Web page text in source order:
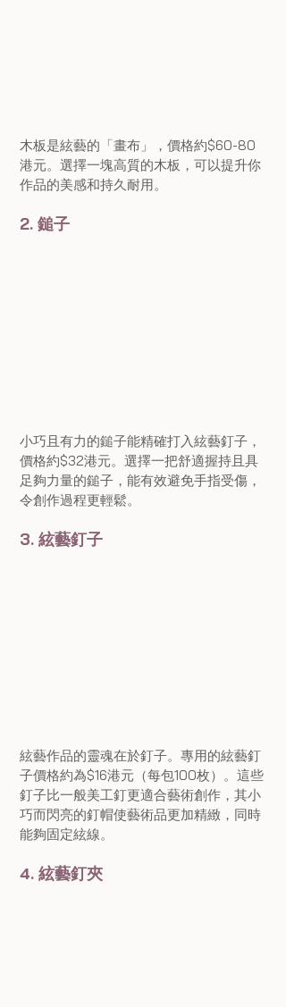
木板是絃藝的「畫布」，價格約$60-80
港元。選擇一塊高質的木板，可以提升你
作品的美感和持久耐用。
2. 鎚子
小巧且有力的鎚子能精確打入絃藝釘子，
價格約$32港元。選擇一把舒適握持且具
足夠力量的鎚子，能有效避免手指受傷，
令創作過程更輕鬆。
3. 絃藝釘子
絃藝作品的靈魂在於釘子。專用的絃藝釘
子價格約為$16港元（每包100枚）。這些
釘子比一般美工釘更適合藝術創作，其小
巧而閃亮的釘帽使藝術品更加精緻，同時
能夠固定絃線。
4. 絃藝釘夾